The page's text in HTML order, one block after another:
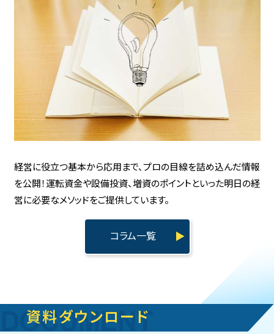
経営に役立つ基本から応用まで、 プロの目線を詰め込んだ情報
を公開！ 運転資金や設備投資、増資のポイントといった明日の経
営に必要なメソッドをご提供しています。
コラム一覧
資料ダウンロード